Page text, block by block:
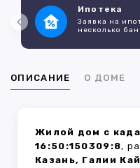
Ипотека
Заявка на
несколько
ОПИСАНИЕ О ДОМЕ
Жилой дом с
16:50:150309:8,
Казань, Галии